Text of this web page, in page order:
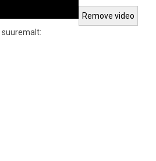
suuremalt: